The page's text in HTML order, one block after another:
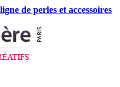
de perles et accessoires